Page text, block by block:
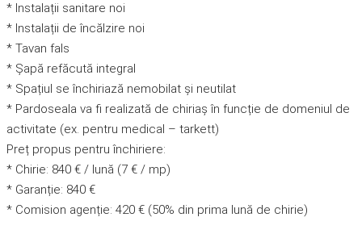
* Instalații sanitare noi
* Instalații de încălzire noi
* Tavan fals
* Șapă refăcută integral
* Spațiul se închiriază nemobilat și neutilat
* Pardoseala va fi realizată de chiriaș în funcție de domeniul de
activitate (ex. pentru medical – tarkett)
Preț propus pentru închiriere:
* Chirie: 840 € / lună (7 € / mp)
* Garanție: 840 €
* Comision agenție: 420 € (50% din prima lună de chirie)